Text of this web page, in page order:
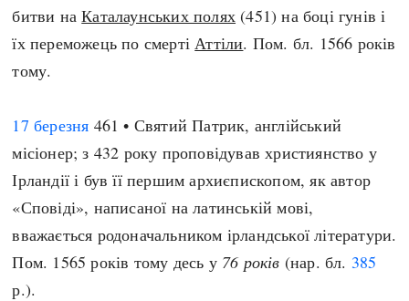
битви наКаталаунських полях (451) на боці гунів і
їх переможець по смертіАттіли. Пом. бл. 1566 років
тому.
17 березня 461 • Святий Патрик, англійський
місіонер; з 432 року проповідував християнство у
Ірландії і був її першим архиєпископом, як автор
«Сповіді», написаної на латинській мові,
вважається родоначальником ірландської літератури.
Пом. 1565 років тому десь у 76 років (нар. бл. 385
р.).